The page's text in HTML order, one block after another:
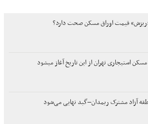
قیمت اوراق مسکن صحت دارد؟
استیجاری تهران از این تاریخ آغاز میشود
آزاد مشترک ریمدان–گبد نهایی می‌شود